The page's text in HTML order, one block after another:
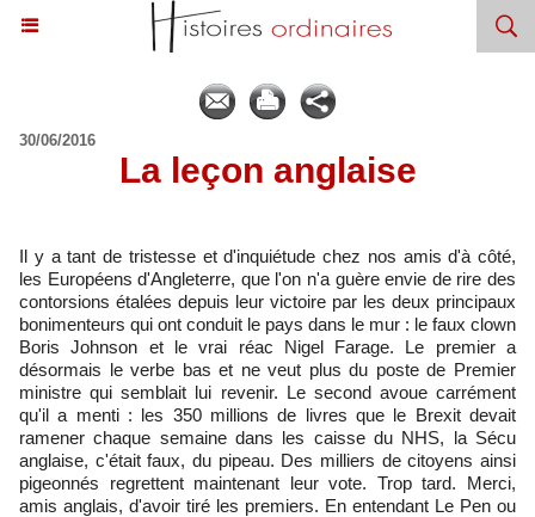
30/06/2016
​La leçon anglaise
Il y a tant de tristesse et d'inquiétude chez nos amis d'à côté,
les Européens d'Angleterre, que l'on n'a guère envie de rire des
contorsions étalées depuis leur victoire par les deux principaux
bonimenteurs qui ont conduit le pays dans le mur : le faux clown
Boris Johnson et le vrai réac Nigel Farage. Le premier a
désormais le verbe bas et ne veut plus du poste de Premier
ministre qui semblait lui revenir. Le second avoue carrément
qu'il a menti : les 350 millions de livres que le Brexit devait
ramener chaque semaine dans les caisse du NHS, la Sécu
anglaise, c'était faux, du pipeau. Des milliers de citoyens ainsi
pigeonnés regrettent maintenant leur vote. Trop tard. Merci,
amis anglais, d'avoir tiré les premiers. En entendant Le Pen ou